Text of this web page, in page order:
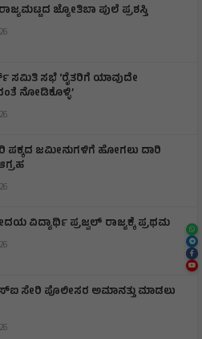
ಜ್ಯೋತಿಬಾ ಪುಲೆ ಪ್ರಶಸ್ತಿ
ಸಮಿತಿ ಸಭೆ ‘ರೈತರಿಗೆ ಯಾವುದೇ
ನೋಡಿಕೊಳ್ಳಿ’
ಪಕ್ಕದ ಜಮೀನುಗಳಿಗೆ ಹೋಗಲು ದಾರಿ
ವಿದ್ಯಾರ್ಥಿ ಪ್ರಜ್ವಲ್ ರಾಜ್ಯಕ್ಕೆ ಪ್ರಥಮ
ಸೇರಿ ಪೊಲೀಸರ ಅಮಾನತ್ತು ಮಾಡಲು